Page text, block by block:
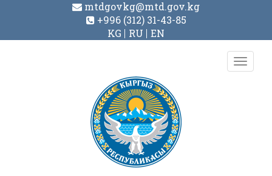
mtdgovkg@mtd.gov.kg
+996 (312) 31-43-85
KG
RU EN
Toggle